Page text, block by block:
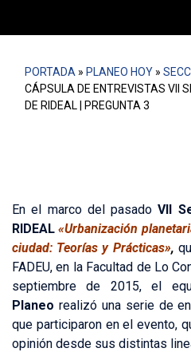
PORTADA » PLANEO HOY »
CÁPSULA DE ENTREVISTAS VII
DE RIDEAL | PREGUNTA 3
En el marco del pasadoVII
RIDEAL «Urbanización
ciudad: Teorías y Prácticas»,
FADEU, en la Facultad de Lo
septiembre de 2015, el
Planeo realizó una serie de
que participaron en el evento,
opinión desde sus distintas